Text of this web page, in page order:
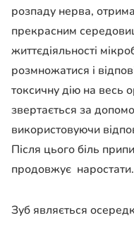
розпаду нерва,
прекрасним
життєдіяльності
розмножатися і
токсичну дію на весь
звертається за
використовуючи
Після цього біль
продовжує наростати.
Зуб являється